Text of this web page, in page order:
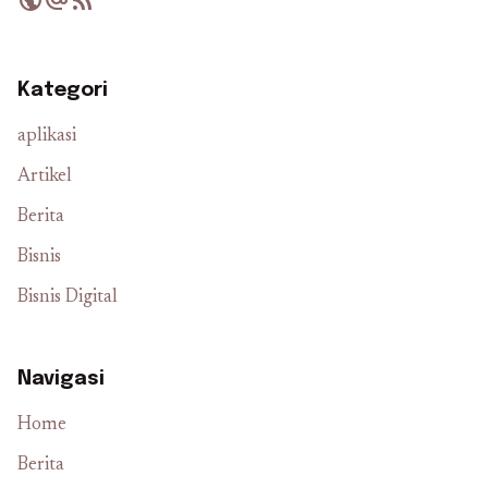
Kategori
aplikasi
Artikel
Berita
Bisnis
Bisnis Digital
Navigasi
Home
Berita